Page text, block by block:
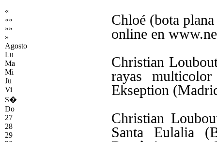
«
««
»»
»
Agosto
Lu
Ma
Mi
Ju
Vi
S�
Do
27
28
29
Chloé (bota
online en
Christian
rayas
Ekseption
Christian
Santa Eulalia